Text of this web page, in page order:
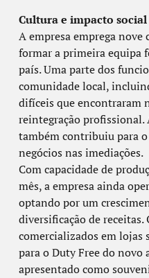
Cultura e impacto social
A empresa emprega nove
formar a primeira equipa
país. Uma parte dos
comunidade local,
difíceis que encontraram
reintegração profissional.
também contribuiu para
negócios nas imediações.
Com capacidade de
mês, a empresa ainda
optando por um
diversificação de receitas.
comercializados em lojas
para o Duty Free do novo
apresentado como